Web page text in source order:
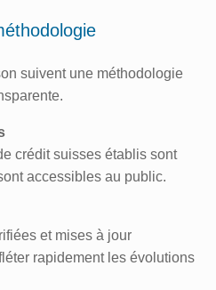
suivent une méthodologie
crédit suisses établis sont
accessibles au public.
et mises à jour
rapidement les évolutions